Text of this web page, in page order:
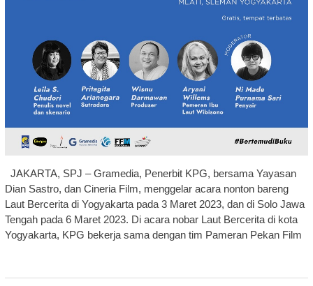
JAKARTA, SPJ – Gramedia, Penerbit KPG, bersama Yayasan
Dian Sastro, dan Cineria Film, menggelar acara nonton bareng
Laut Bercerita di Yogyakarta pada 3 Maret 2023, dan di Solo Jawa
Tengah pada 6 Maret 2023. Di acara nobar Laut Bercerita di kota
Yogyakarta, KPG bekerja sama dengan tim Pameran Pekan Film